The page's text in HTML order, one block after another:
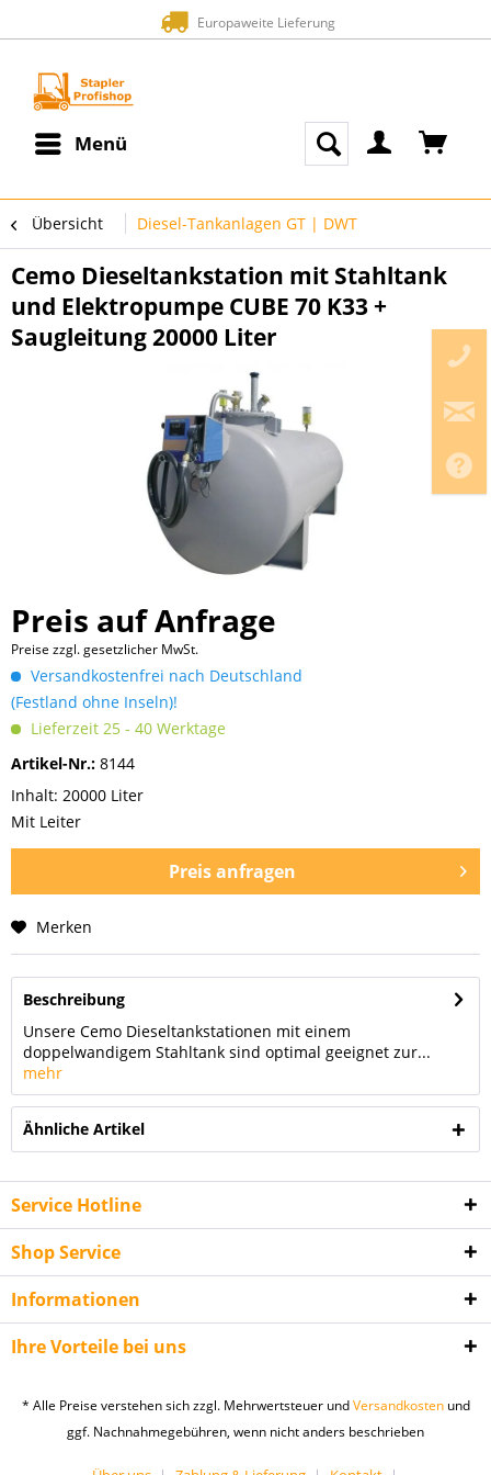
Europaweite Lieferung
Menü
Übersicht Diesel-Tankanlagen GT | DWT
Cemo Dieseltankstation mit Stahltank
und Elektropumpe CUBE 70 K33 +
Saugleitung 20000 Liter
Preis auf Anfrage
Preise zzgl. gesetzlicher MwSt.
Versandkostenfrei nach Deutschland
(Festland ohne Inseln)!
Lieferzeit 25 - 40 Werktage
Artikel-Nr.: 8144
Inhalt: 20000 Liter
Mit Leiter
Preis anfragen
Preis anfragen
verstanden und stimme zu. *
Mit * gekennzeichnete Felder sind Pflichtfelder.
Senden
Merken
Beschreibung
Unsere Cemo Dieseltankstationen mit einem
doppelwandigem Stahltank sind optimal geeignet zur...
mehr
Ähnliche Artikel
Service Hotline
Shop Service
Informationen
Ihre Vorteile bei uns
* Alle Preise verstehen sich zzgl. Mehrwertsteuer undVersandkostenund
ggf. Nachnahmegebühren, wenn nicht anders beschrieben